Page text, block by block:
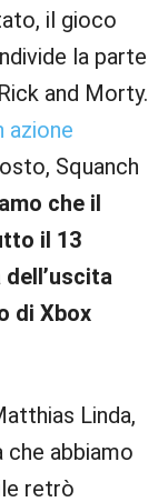
il gioco
la parte
and Morty.
azione
Squanch
che il
il 13
di Xbox
Linda,
che abbiamo
retrò